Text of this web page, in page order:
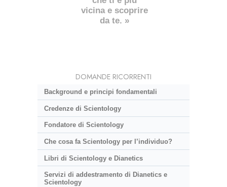
vicina e scoprire
da te. »
DOMANDE RICORRENTI
Background e principi fondamentali
Credenze di Scientology
Fondatore di Scientology
Che cosa fa Scientology per l’individuo?
Libri di Scientology e Dianetics
Servizi di addestramento di Dianetics e
Scientology